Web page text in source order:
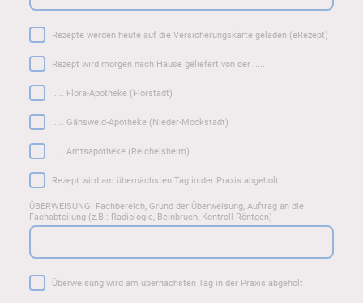
Rezepte werden heute auf die Versicherungskarte geladen (eRezept)
Rezept wird morgen nach Hause geliefert von der .....
..... Flora-Apotheke (Florstadt)
..... Gänsweid-Apotheke (Nieder-Mockstadt)
..... Amtsapotheke (Reichelsheim)
Rezept wird am übernächsten Tag in der Praxis abgeholt
ÜBERWEISUNG: Fachbereich, Grund der Überweisung, Auftrag an die
Fachabteilung (z.B.: Radiologie, Beinbruch, Kontroll-Röntgen)
Überweisung wird am übernächsten Tag in der Praxis abgeholt